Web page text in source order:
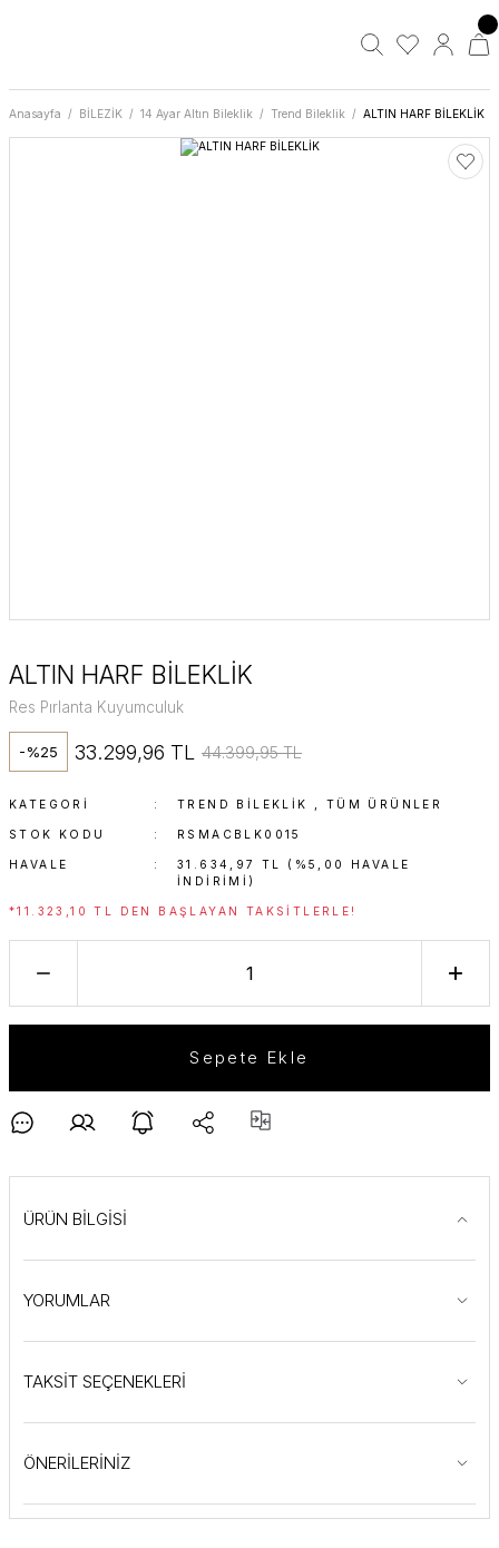
Anasayfa BİLEZİK 14 Ayar Altın Bileklik Trend Bileklik ALTIN HARF BİLEKLİK
ALTIN HARF BİLEKLİK
Res Pırlanta Kuyumculuk
-%25 33.299,96 TL 44.399,95 TL
KATEGORI TREND BILEKLIK TÜM ÜRÜNLER
STOK KODU RSMACBLK0015
HAVALE
31.634,97 TL (%5,00 HAVALE
INDIRIMI)
*11.323,10 TL DEN BAŞLAYAN TAKSITLERLE!
Sepete Ekle
ÜRÜN BİLGİSİ
YORUMLAR
TAKSİT SEÇENEKLERİ
ÖNERİLERİNİZ